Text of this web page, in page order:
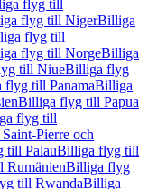
flyg till
flyg till NigerBilliga
flyg till
flyg till NorgeBilliga
till NiueBilliga flyg
flyg till PanamaBilliga
Billiga flyg till Papua
flyg till
Pierre och
till PalauBilliga flyg till
Billiga flyg
till RwandaBilliga